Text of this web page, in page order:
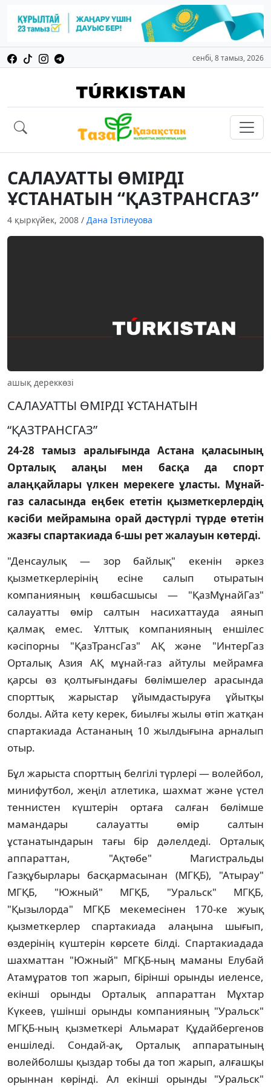
сенбі, 8 тамыз, 2026
САЛАУАТТЫ ӨМIРДI
ҰСТАНАТЫН “ҚАЗТРАНСГАЗ”
4 қыркүйек, 2008 / Дана Ізтілеуова
ашық дереккөзі
САЛАУАТТЫ ӨМIРДI ҰСТАНАТЫН
“ҚАЗТРАНСГАЗ”
24-28 тамыз аралығында Астана қаласының
Орталық алаңы мен басқа да спорт
алаңқайлары үлкен мерекеге ұласты. Мұнай-
газ саласында еңбек ететiн қызметкерлердiң
кәсiби мейрамына орай дәстүрлi түрде өтетiн
жазғы спартакиада 6-шы рет жалауын көтердi.
"Денсаулық — зор байлық" екенiн әркез
қызметкерлерiнiң есiне салып отыратын
компанияның көшбасшысы — "ҚазМұнайГаз"
салауатты өмiр салтын насихаттауда аянып
қалмақ емес. Ұлттық компанияның еншiлес
кәсiпорны "ҚазТрансГаз" АҚ және "ИнтерГаз
Орталық Азия АҚ мұнай-газ айтулы мейрамға
қарсы өз қолтығындағы бөлiмшелер арасында
спорттық жарыстар ұйымдастыруға ұйытқы
болды. Айта кету керек, биылғы жылы өтiп жатқан
спартакиада Астананың 10 жылдығына арналып
отыр.
Бұл жарыста спорттың белгiлi түрлерi — волейбол,
минифутбол, жеңiл атлетика, шахмат және үстел
теннистен күштерiн ортаға салған бөлiмше
мамандары салауатты өмiр салтын
ұстанатындарын тағы бiр дәлелдедi. Орталық
аппараттан, "Ақтөбе" Магистральды
Газқұбырлары басқармасынан (МГҚБ), "Атырау"
МГҚБ, "Южный" МГҚБ, "Уральск" МГҚБ,
"Қызылорда" МГҚБ мекемесiнен 170-ке жуық
қызметкерлер спартакиада алаңына шығып,
өздерiнiң күштерiн көрсете бiлдi. Спартакиадада
шахматтан "Южный" МГҚБ-ның маманы Елубай
Атамұратов топ жарып, бiрiншi орынды иеленсе,
екiншi орынды Орталық аппараттан Мұхтар
Күкеев, үшiншi орынды компанияның "Уральск"
МГҚБ-ның қызметкерi Альмарат Құдайбергенов
еншiледi. Сондай-ақ, Орталық аппаратының
волейболшы қыздар тобы да топ жарып, алғашқы
орыннан көрiндi. Ал екiншi орынды "Уральск"